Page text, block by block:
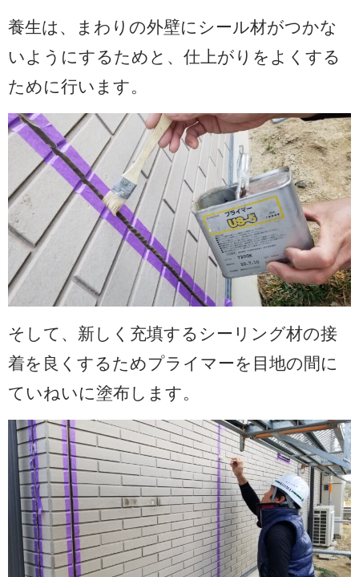
養生は、まわりの外壁にシール材がつかな
いようにするためと、仕上がりをよくする
ために行います。
そして、新しく充填するシーリング材の接
着を良くするためプライマーを目地の間に
ていねいに塗布します。